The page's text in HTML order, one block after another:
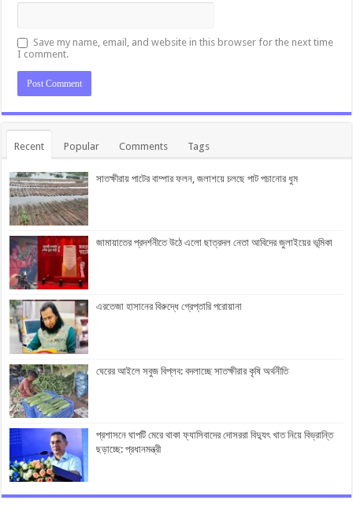
Save my name, email, and website in this browser for the next time
I comment.
Recent Popular Comments Tags
সাতক্ষীরায় পাটের বাম্পার ফলন, জলাশয়ে চলছে পাট পচানোর ধুম
জামায়াতের প্রদর্শনীতে উঠে এলো ছাত্রদল নেতা আবিদের জুলাইয়ের ভূমিকা
এরতেজা হাসানের বিরুদ্ধে গ্রেপ্তারি পরোয়ানা
ঘেরের আইলে সবুজ বিপ্লব: বদলাচ্ছে সাতক্ষীরার কৃষি অর্থনীতি
প্রশাসনে ঘাপটি মেরে থাকা ফ্যাসিবাদের দোসররা বিদ্যুৎ খাত নিয়ে বিভ্রান্তি
ছড়াচ্ছে: প্রধানমন্ত্রী